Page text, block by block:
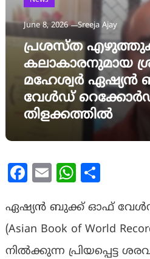
June 8, 2026 Sreeja Ajay
പ്രശസ്ത
കലാകാരനുമായ
മഹേശ്വർ
വേൾഡ്
തിളക്കത്തിൽ
Facebook
Email WhatsApp
ഏഷ്യൻ ബുക്ക് ഓഫ് വേൾഡ്
(Asian Book of World
നിൽക്കുന്ന പ്രിയപ്പെട്ട